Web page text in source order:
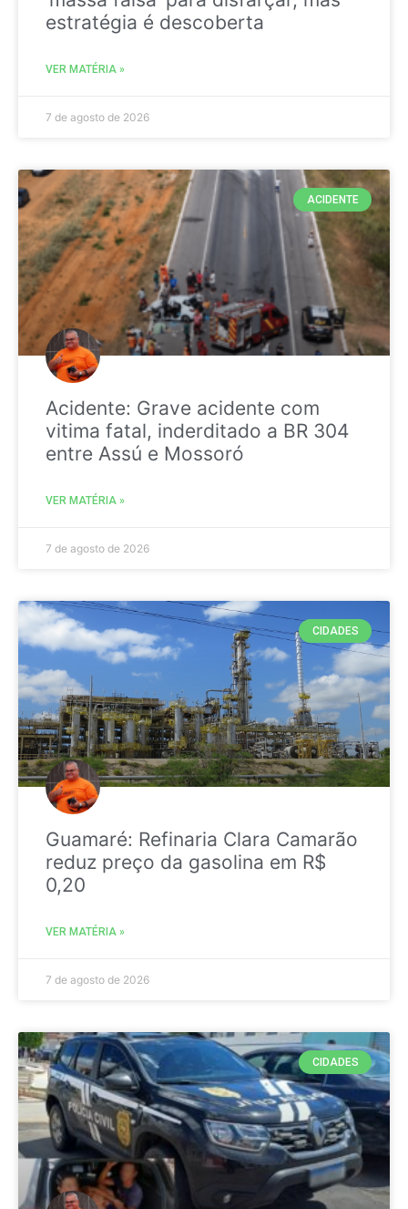
estratégia é descoberta
VER MATÉRIA »
7 de agosto de 2026
ACIDENTE
Acidente: Grave acidente com
vitima fatal, inderditado a BR 304
entre Assú e Mossoró
VER MATÉRIA »
7 de agosto de 2026
CIDADES
Guamaré: Refinaria Clara Camarão
reduz preço da gasolina em R$
0,20
VER MATÉRIA »
7 de agosto de 2026
CIDADES